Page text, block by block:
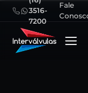
3516-
7200
Fale